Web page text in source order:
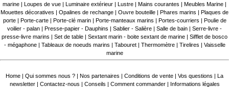
marine | Loupes de vue | Luminaire extérieur | Lustre | Mains courantes | Meubles Marine |
Mouettes décoratives | Opalines de rechange | Ouvre bouteille | Phares marins | Plaques de
porte| Porte-carte| Porte-clé marin | Porte-manteaux marins | Portes-courriers | Poulie de
voilier - palan | Presse-papier - Dauphins | Sablier - Salière | Salle de bain | Serre-livre -
presse-livre marins | Set de table | Sextant marin - boite sextant de marine | Sifflet de bosco
- mégaphone| Tableaux de noeuds marins | Tabouret| Thermomètre| Tirelires | Vaisselle
marine
Home | Qui sommes nous ? | Nos partenaires | Conditions de vente | Vos questions | La
newsletter | Contactez-nous | Conseils | Comment commander | Informations légales